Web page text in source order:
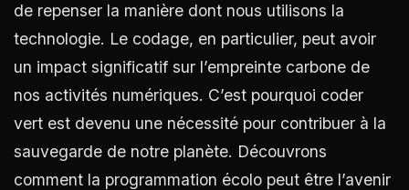
de repenser la manière dont nous utilisons la
technologie. Le codage, en particulier, peut avoir
un impact significatif sur l’empreinte carbone de
nos activités numériques. C’est pourquoi coder
vert est devenu une nécessité pour contribuer à la
sauvegarde de notre planète. Découvrons
comment la programmation écolo peut être l’avenir